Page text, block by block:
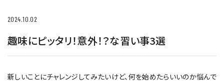
2024.10.02
趣味にピッタリ！意外！？な習い事3選
新しいことにチャレンジしてみたいけど、何を始めたらいいのか悩んで